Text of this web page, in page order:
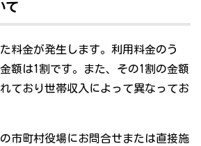
て
料金が発生します。利用料金のう
額は1割です。また、その1割の金額
ており世帯収入によって異なってお
市町村役場にお問合せまたは直接施